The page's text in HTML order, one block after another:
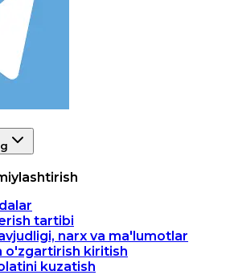
tartibi
narx va ma'lumotlar
o'zgartirish kiritish
kuzatish